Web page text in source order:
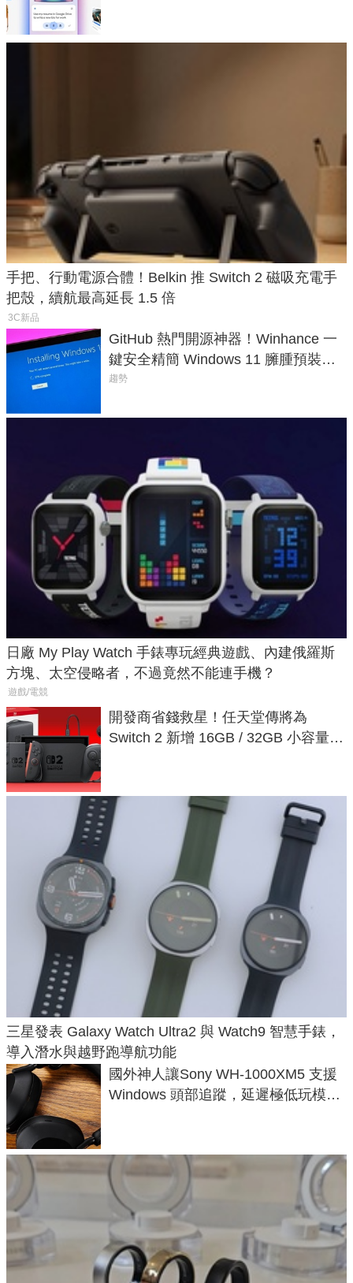
手把、行動電源合體！Belkin 推 Switch 2 磁吸充電手
把殼，續航最高延長 1.5 倍
3C新品
GitHub 熱門開源神器！Winhance 一
鍵安全精簡 Windows 11 臃腫預裝軟
體與後台追蹤
趨勢
日廠 My Play Watch 手錶專玩經典遊戲、內建俄羅斯
方塊、太空侵略者，不過竟然不能連手機？
遊戲/電競
開發商省錢救星！任天堂傳將為
Switch 2 新增 16GB / 32GB 小容量遊
三星發表 Galaxy Watch Ultra2 與 Watch9 智慧手錶，
導入潛水與越野跑導航功能
國外神人讓Sony WH-1000XM5 支援
Windows 頭部追蹤，延遲極低玩模擬